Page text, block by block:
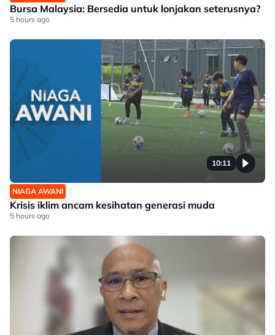
Bursa Malaysia: Bersedia untuk lonjakan seterusnya?
5 hours ago
10:11
NIAGA AWANI
Krisis iklim ancam kesihatan generasi muda
5 hours ago